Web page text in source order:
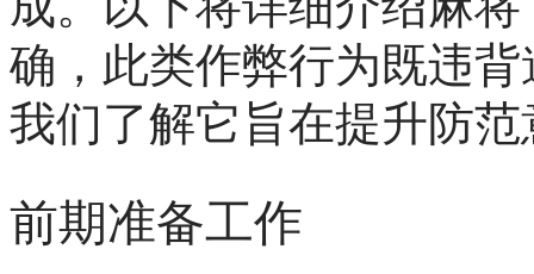
确，此类作弊行为既违
我们了解它旨在提升防
前期准备工作